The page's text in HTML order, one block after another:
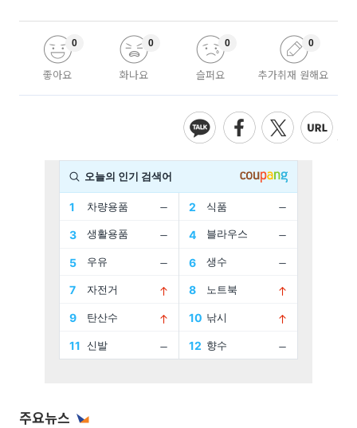
좋아요
0
화나요
0
슬퍼요
0
추가취재 원해요
0
주요뉴스